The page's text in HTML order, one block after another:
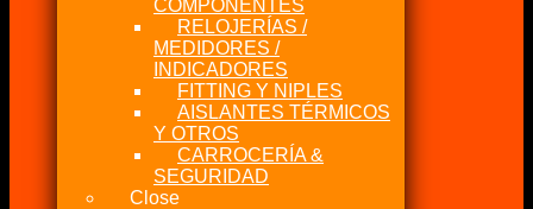
COMPONENTES
RELOJERÍAS /
MEDIDORES /
INDICADORES
FITTING Y NIPLES
AISLANTES TÉRMICOS
Y OTROS
CARROCERÍA &
SEGURIDAD
Close